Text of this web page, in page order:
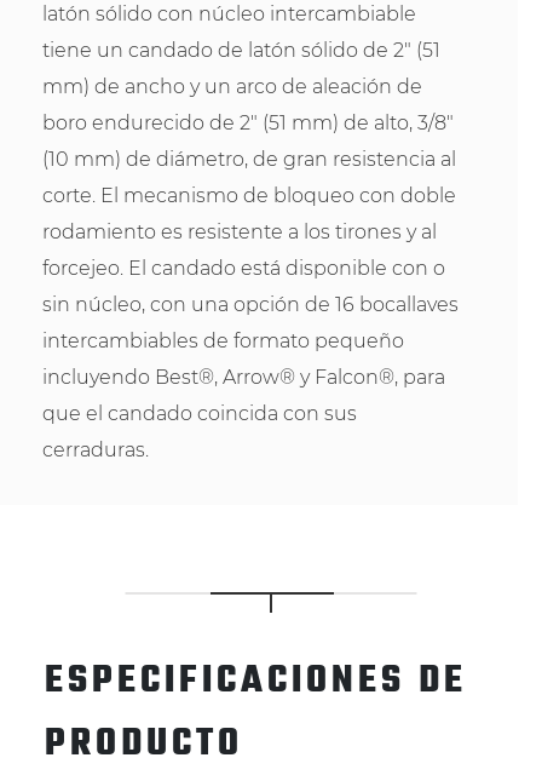
latón sólido con núcleo intercambiable
tiene un candado de latón sólido de 2" (51
mm) de ancho y un arco de aleación de
boro endurecido de 2" (51 mm) de alto, 3/8"
(10 mm) de diámetro, de gran resistencia al
corte. El mecanismo de bloqueo con doble
rodamiento es resistente a los tirones y al
forcejeo. El candado está disponible con o
sin núcleo, con una opción de 16 bocallaves
intercambiables de formato pequeño
incluyendo Best®, Arrow® y Falcon®, para
que el candado coincida con sus
cerraduras.
ESPECIFICACIONES DE
PRODUCTO